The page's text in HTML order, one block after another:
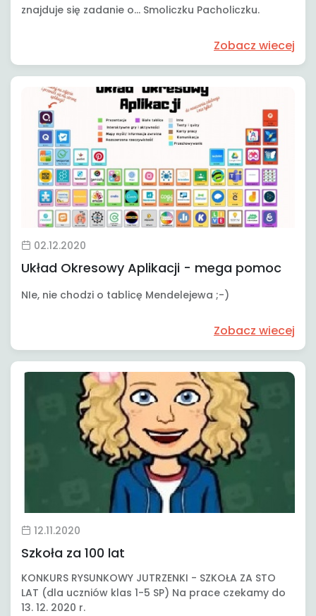
znajduje się zadanie o... Smoliczku Pacholiczku.
Zobacz wiecej
02.12.2020
Układ Okresowy Aplikacji - mega pomoc
NIe, nie chodzi o tablicę Mendelejewa ;-)
Zobacz wiecej
12.11.2020
Szkoła za 100 lat
KONKURS RYSUNKOWY JUTRZENKI - SZKOŁA ZA STO
LAT (dla uczniów klas 1-5 SP) Na prace czekamy do
13. 12. 2020 r.